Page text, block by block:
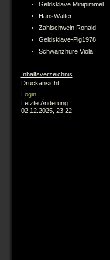
Geldsklave Minipimmel
HansWalter
Zahlschwein Ronald
Geldsklave-Pig1978
Schwanzhure Viola
Inhaltsverzeichnis
Druckansicht
Login
Letzte Änderung:
02.12.2025, 23:22